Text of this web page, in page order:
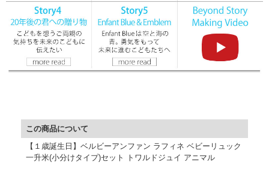
この商品について
【１歳誕生日】ベルビーアンファン ラフィネ ベビーリュック
一升米(小分けタイプ)セット トワルドジュイ アニマル